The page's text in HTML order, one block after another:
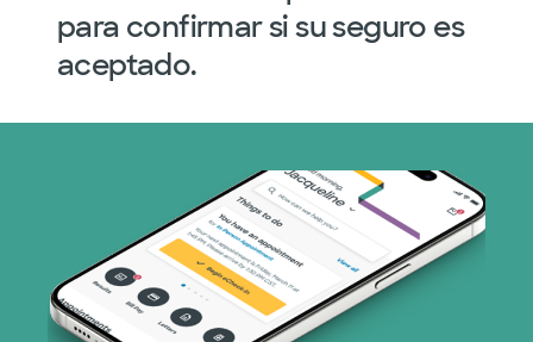
para confirmar si su seguro es
aceptado.